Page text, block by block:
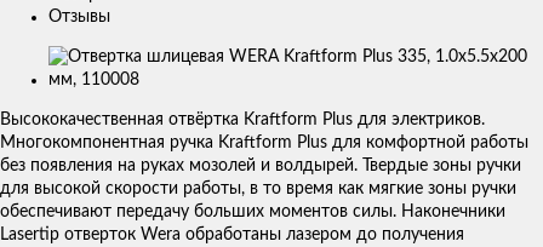
Отзывы
Изображения
Высококачественная отвёртка Kraftform Plus для электриков.
Многокомпонентная ручка Kraftform Plus для комфортной работы
без появления на руках мозолей и волдырей. Твердые зоны ручки
для высокой скорости работы, в то время как мягкие зоны ручки
обеспечивают передачу больших моментов силы. Наконечники
Lasertip отверток Wera обработаны лазером до получения